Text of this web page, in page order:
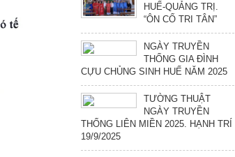
HUẾ-QUẢNG TRỊ.
“ÔN CỐ TRI TÂN”
NGÀY TRUYỀN
THỐNG GIA ĐÌNH
CỰU CHỦNG SINH HUẾ NĂM 2025
TƯỜNG THUẬT
NGÀY TRUYỀN
THỐNG LIÊN MIỀN 2025. HẠNH TRÍ
19/9/2025